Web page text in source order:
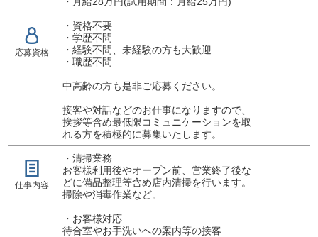
応募資格
・資格不要
・学歴不問
・経験不問、未経験の方も大歓迎
・職歴不問
中高齢の方も是非ご応募ください。
接客や対話などのお仕事になりますので、
挨拶等含め最低限コミュニケーションを取
れる方を積極的に募集いたします。
仕事内容
・清掃業務
お客様利用後やオープン前、営業終了後な
どに備品整理等含め店内清掃を行います。
掃除や消毒作業など。
・お客様対応
待合室やお手洗いへの案内等の接客